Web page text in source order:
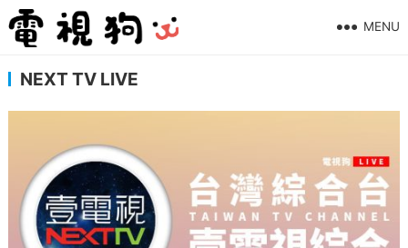
MENU
NEXT TV LIVE